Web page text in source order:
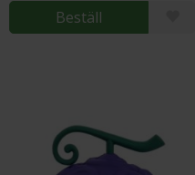
Beställ